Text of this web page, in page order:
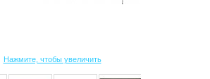
Нажмите, чтобы увеличить